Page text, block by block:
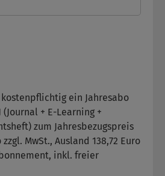
ein Jahresabo
(Journal + E-Learning +
zum Jahresbezugspreis
MwSt., Ausland 138,72 Euro
inkl. freier